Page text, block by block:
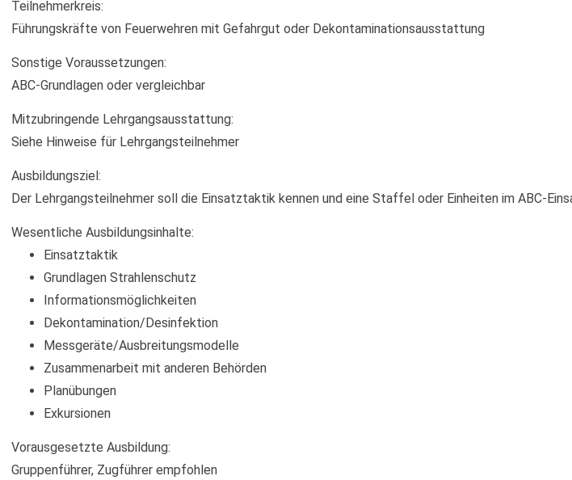
Teilnehmerkreis:
Führungskräfte von Feuerwehren mit Gefahrgut oder Dekontaminationsausstattung
Sonstige Voraussetzungen:
ABC-Grundlagen oder vergleichbar
Mitzubringende Lehrgangsausstattung:
Siehe Hinweise für Lehrgangsteilnehmer
Ausbildungsziel:
Der Lehrgangsteilnehmer soll die Einsatztaktik kennen und eine Staffel oder Einheiten im ABC-
Wesentliche Ausbildungsinhalte:
Einsatztaktik
Grundlagen Strahlenschutz
Informationsmöglichkeiten
Dekontamination/Desinfektion
Messgeräte/Ausbreitungsmodelle
Zusammenarbeit mit anderen Behörden
Planübungen
Exkursionen
Vorausgesetzte Ausbildung:
Gruppenführer, Zugführer empfohlen